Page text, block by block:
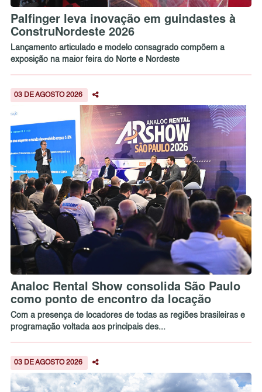
Palfinger leva inovação em guindastes à
ConstruNordeste 2026
Lançamento articulado e modelo consagrado compõem a
exposição na maior feira do Norte e Nordeste
03 DE AGOSTO 2026
Analoc Rental Show consolida São Paulo
como ponto de encontro da locação
Com a presença de locadores de todas as regiões brasileiras e
programação voltada aos principais des...
03 DE AGOSTO 2026